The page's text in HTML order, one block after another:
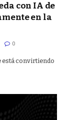
con IA de
en la
0
está convirtiendo